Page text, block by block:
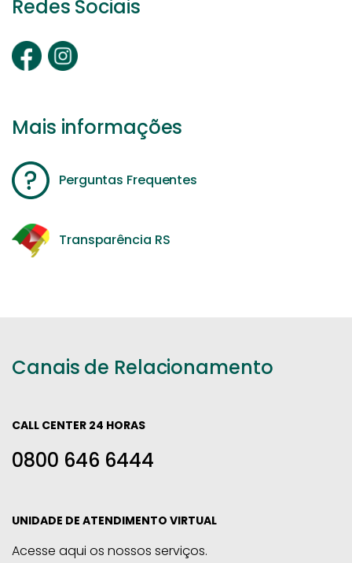
Redes Sociais
Mais informações
Perguntas Frequentes
Transparência RS
Canais de Relacionamento
CALL CENTER 24 HORAS
0800 646 6444
UNIDADE DE ATENDIMENTO VIRTUAL
Acesse aqui os nossos serviços.